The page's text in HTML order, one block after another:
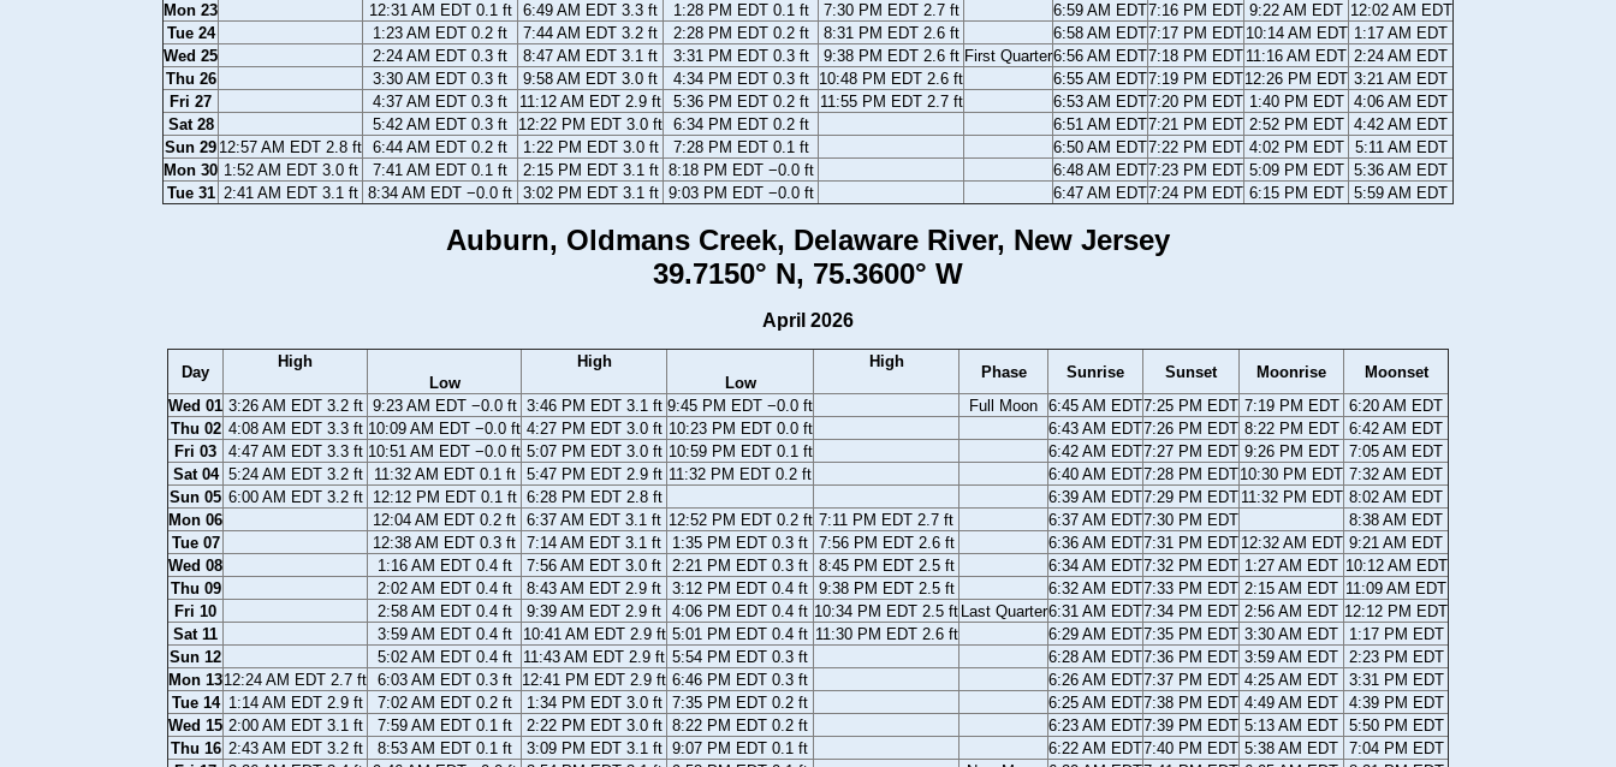
Mon 23
12:31 AM EDT 0.1 ft 6:49 AM EDT 3.3 ft 1:28 PM EDT 0.1 ft 7:30 PM EDT 2.7 ft 6:59 AM EDT7:16 PM EDT 9:22 AM EDT 12:02 AM EDT
Tue 24
1:23 AM EDT 0.2 ft 7:44 AM EDT 3.2 ft 2:28 PM EDT 0.2 ft 8:31 PM EDT 2.6 ft 6:58 AM EDT7:17 PM EDT 10:14 AM EDT 1:17 AM EDT
Wed 25
2:24 AM EDT 0.3 ft 8:47 AM EDT 3.1 ft 3:31 PM EDT 0.3 ft 9:38 PM EDT 2.6 ft First Quarter6:56 AM EDT7:18 PM EDT 11:16 AM EDT 2:24 AM EDT
Thu 26
3:30 AM EDT 0.3 ft 9:58 AM EDT 3.0 ft 4:34 PM EDT 0.3 ft 10:48 PM EDT 2.6 ft 6:55 AM EDT7:19 PM EDT12:26 PM EDT 3:21 AM EDT
Fri 27
4:37 AM EDT 0.3 ft 11:12 AM EDT 2.9 ft 5:36 PM EDT 0.2 ft 11:55 PM EDT 2.7 ft 6:53 AM EDT7:20 PM EDT 1:40 PM EDT 4:06 AM EDT
Sat 28
5:42 AM EDT 0.3 ft 12:22 PM EDT 3.0 ft 6:34 PM EDT 0.2 ft 6:51 AM EDT7:21 PM EDT 2:52 PM EDT 4:42 AM EDT
Sun 29 12:57 AM EDT 2.8 ft 6:44 AM EDT 0.2 ft 1:22 PM EDT 3.0 ft 7:28 PM EDT 0.1 ft 6:50 AM EDT7:22 PM EDT 4:02 PM EDT
5:11 AM EDT
Mon 30 1:52 AM EDT 3.0 ft 7:41 AM EDT 0.1 ft 2:15 PM EDT 3.1 ft 8:18 PM EDT −0.0 ft 6:48 AM EDT7:23 PM EDT 5:09 PM EDT 5:36 AM EDT
Tue 31 2:41 AM EDT 3.1 ft 8:34 AM EDT −0.0 ft 3:02 PM EDT 3.1 ft 9:03 PM EDT −0.0 ft 6:47 AM EDT7:24 PM EDT 6:15 PM EDT 5:59 AM EDT
Auburn, Oldmans Creek, Delaware River, New Jersey
39.7150° N, 75.3600° W
April 2026
Day
High
Low
High
Low
High
Phase Sunrise Sunset Moonrise
Moonset
Wed 01 3:26 AM EDT 3.2 ft 9:23 AM EDT −0.0 ft 3:46 PM EDT 3.1 ft 9:45 PM EDT −0.0 ft Full Moon 6:45 AM EDT7:25 PM EDT 7:19 PM EDT 6:20 AM EDT
Thu 02 4:08 AM EDT 3.3 ft 10:09 AM EDT −0.0 ft 4:27 PM EDT 3.0 ft 10:23 PM EDT 0.0 ft 6:43 AM EDT7:26 PM EDT 8:22 PM EDT 6:42 AM EDT
Fri 03
4:47 AM EDT 3.3 ft 10:51 AM EDT −0.0 ft 5:07 PM EDT 3.0 ft 10:59 PM EDT 0.1 ft 6:42 AM EDT7:27 PM EDT 9:26 PM EDT 7:05 AM EDT
Sat 04 5:24 AM EDT 3.2 ft 11:32 AM EDT 0.1 ft 5:47 PM EDT 2.9 ft 11:32 PM EDT 0.2 ft 6:40 AM EDT7:28 PM EDT10:30 PM EDT 7:32 AM EDT
Sun 05 6:00 AM EDT 3.2 ft 12:12 PM EDT 0.1 ft 6:28 PM EDT 2.8 ft 6:39 AM EDT7:29 PM EDT 11:32 PM EDT 8:02 AM EDT
Mon 06
12:04 AM EDT 0.2 ft 6:37 AM EDT 3.1 ft 12:52 PM EDT 0.2 ft 7:11 PM EDT 2.7 ft 6:37 AM EDT7:30 PM EDT
8:38 AM EDT
Tue 07
12:38 AM EDT 0.3 ft 7:14 AM EDT 3.1 ft 1:35 PM EDT 0.3 ft 7:56 PM EDT 2.6 ft 6:36 AM EDT7:31 PM EDT 12:32 AM EDT 9:21 AM EDT
Wed 08
1:16 AM EDT 0.4 ft 7:56 AM EDT 3.0 ft 2:21 PM EDT 0.3 ft 8:45 PM EDT 2.5 ft 6:34 AM EDT7:32 PM EDT 1:27 AM EDT 10:12 AM EDT
Thu 09
2:02 AM EDT 0.4 ft 8:43 AM EDT 2.9 ft 3:12 PM EDT 0.4 ft 9:38 PM EDT 2.5 ft 6:32 AM EDT7:33 PM EDT 2:15 AM EDT 11:09 AM EDT
Fri 10
2:58 AM EDT 0.4 ft 9:39 AM EDT 2.9 ft 4:06 PM EDT 0.4 ft 10:34 PM EDT 2.5 ft Last Quarter6:31 AM EDT7:34 PM EDT 2:56 AM EDT 12:12 PM EDT
Sat 11
3:59 AM EDT 0.4 ft 10:41 AM EDT 2.9 ft 5:01 PM EDT 0.4 ft 11:30 PM EDT 2.6 ft 6:29 AM EDT7:35 PM EDT 3:30 AM EDT
1:17 PM EDT
Sun 12
5:02 AM EDT 0.4 ft 11:43 AM EDT 2.9 ft 5:54 PM EDT 0.3 ft 6:28 AM EDT7:36 PM EDT 3:59 AM EDT
2:23 PM EDT
Mon 1312:24 AM EDT 2.7 ft 6:03 AM EDT 0.3 ft 12:41 PM EDT 2.9 ft 6:46 PM EDT 0.3 ft 6:26 AM EDT7:37 PM EDT 4:25 AM EDT 3:31 PM EDT
Tue 14 1:14 AM EDT 2.9 ft 7:02 AM EDT 0.2 ft 1:34 PM EDT 3.0 ft 7:35 PM EDT 0.2 ft 6:25 AM EDT7:38 PM EDT 4:49 AM EDT 4:39 PM EDT
Wed 15 2:00 AM EDT 3.1 ft 7:59 AM EDT 0.1 ft 2:22 PM EDT 3.0 ft 8:22 PM EDT 0.2 ft 6:23 AM EDT7:39 PM EDT 5:13 AM EDT 5:50 PM EDT
Thu 16 2:43 AM EDT 3.2 ft 8:53 AM EDT 0.1 ft 3:09 PM EDT 3.1 ft 9:07 PM EDT 0.1 ft 6:22 AM EDT7:40 PM EDT 5:38 AM EDT 7:04 PM EDT